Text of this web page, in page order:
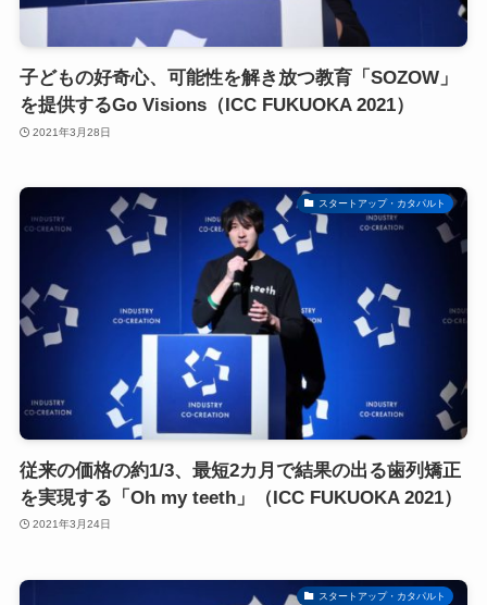
子どもの好奇心、可能性を解き放つ教育「SOZOW」
を提供するGo Visions（ICC FUKUOKA 2021）
2021年3月28日
スタートアップ・カタパルト
従来の価格の約1/3、最短2カ月で結果の出る歯列矯正
を実現する「Oh my teeth」（ICC FUKUOKA 2021）
2021年3月24日
スタートアップ・カタパルト